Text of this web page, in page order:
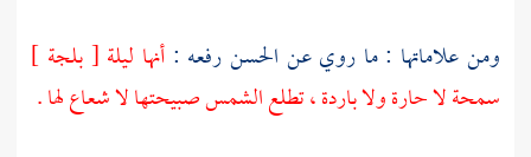
ومن علاماتها : ما روي عن الحسنرفعه :أنها ليلة [ بلجة ]
سمحة لا حارة ولا باردة ، تطلع الشمس صبيحتها لا شعاع لها .